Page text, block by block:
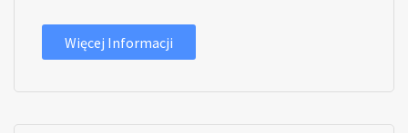
Więcej Informacji